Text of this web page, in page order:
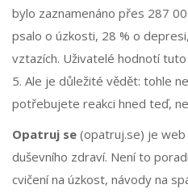
bylo zaznamenáno přes 287
psalo o úzkosti, 28 % o
vztazích. Uživatelé hodnotí
5. Ale je důležité vědět: tohle
potřebujete reakci hned teď,
Opatruj se (opatruj.se) je
duševního zdraví. Není to
cvičení na úzkost, návody na